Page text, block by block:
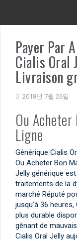
Payer Par
Cialis Oral
Livraison
2018년 7월 26일
Ou Acheter
Ligne
Générique Cialis
Ou Acheter Bon
Jelly générique
traitements de la
marché Réputé
jusqu’à 36
plus durable
gênant de
Cialis Oral Jelly